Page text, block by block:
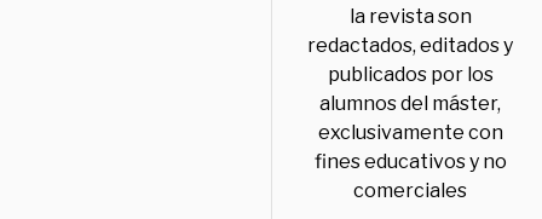
la revista son
redactados, editados y
publicados por los
alumnos del máster,
exclusivamente con
fines educativos y no
comerciales